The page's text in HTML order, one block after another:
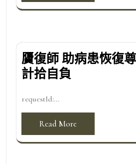
贗復師 助病患恢復
計拾自負
requestId:...
Read More